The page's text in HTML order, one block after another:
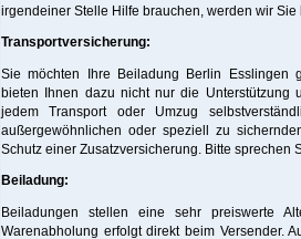
irgendeiner Stelle Hilfe brauchen, werden wir Sie
Transportversicherung:
Sie möchten Ihre Beiladung Berlin Esslingen
bieten Ihnen dazu nicht nur die Unterstützung
jedem Transport oder Umzug
außergewöhnlichen oder speziell zu
Schutz einer Zusatzversicherung. Bitte sprechen
Beiladung:
Beiladungen stellen eine sehr preiswerte
Warenabholung erfolgt direkt beim Versender.